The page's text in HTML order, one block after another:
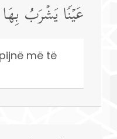
عَیۡنࣰا یَشۡرَبُ بِهَا
më të